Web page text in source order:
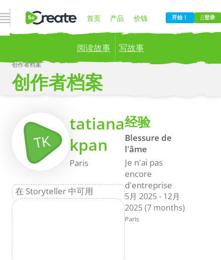
打开导航 首页 产品 价钱
博客 公司
开始！ 登录
阅读故事 写故事
Publish your stories to a global audience.
now!
创作者档案
创作者档案
TK
tatiana
kpan
Paris
在 Storyteller 中可用
经验
Blessure de
l'âme
Je n'ai pas
encore
d'entreprise
5月 2025- 12月
2025(7 months)
Paris